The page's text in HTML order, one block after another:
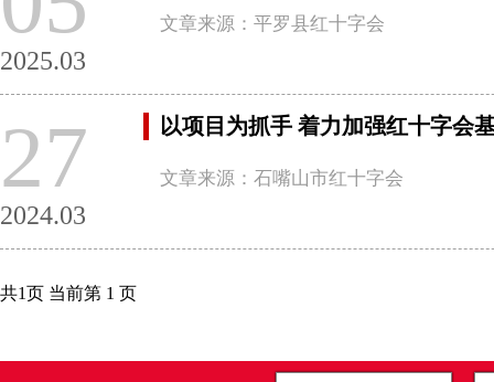
2025.03
文章来源：平罗县红十字会
27
2024.03
以项目为抓手 着力加强红十字会
文章来源：石嘴山市红十字会
共1页 当前第 1 页